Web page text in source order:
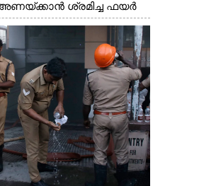
അണയ്ക്കാൻ ശ്രമിച്ച ഫയർ
ശ്വാസം മുട്ട് മൂലം
വരുന്നു